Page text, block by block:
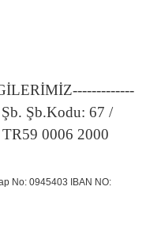
Şb. Şb.Kodu: 67 /
0006 2000
No: 0945403 IBAN NO: